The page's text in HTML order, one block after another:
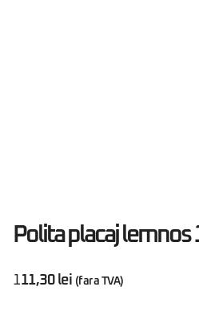
Polita placaj
111,30 lei (fara TVA)